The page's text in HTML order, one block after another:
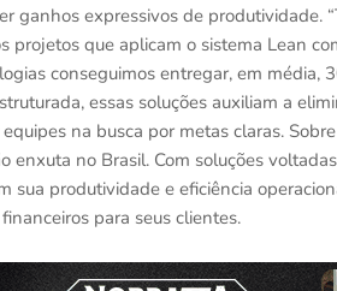
ganhos expressivos de produtividade.
projetos que aplicam o sistema Lean
conseguimos entregar, em média,
essas soluções auxiliam a
na busca por metas claras.
enxuta no Brasil. Com soluções
sua produtividade e eficiência
para seus clientes.